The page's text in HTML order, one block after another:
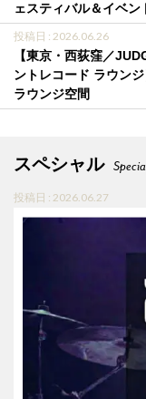
ェスティバル＆イベン
投稿日 : 2026.06.26
【東京・西荻窪／
ントレコード ラウン
ラウンジ空間
スペシャル
投稿日 : 2026.06.27